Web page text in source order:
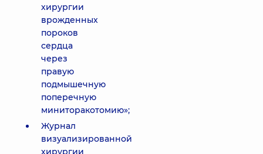
хирургии
врожденных
пороков
сердца
через
правую
подмышечную
поперечную
миниторакотомию»;
Журнал
визуализированной
хирургии